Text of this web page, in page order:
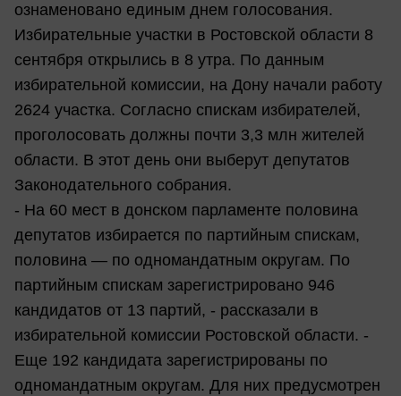
ознаменовано единым днем голосования.
Избирательные участки в Ростовской области 8
сентября открылись в 8 утра. По данным
избирательной комиссии, на Дону начали работу
2624 участка. Согласно спискам избирателей,
проголосовать должны почти 3,3 млн жителей
области. В этот день они выберут депутатов
Законодательного собрания.
- На 60 мест в донском парламенте половина
депутатов избирается по партийным спискам,
половина — по одномандатным округам. По
партийным спискам зарегистрировано 946
кандидатов от 13 партий, - рассказали в
избирательной комиссии Ростовской области. -
Еще 192 кандидата зарегистрированы по
одномандатным округам. Для них предусмотрен